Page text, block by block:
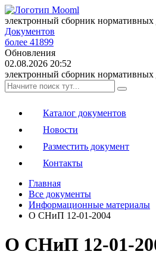
электронный сборник нормативных
Документов
более 41899
Обновления
02.08.2026 20:52
электронный сборник нормативных
Каталог документов
Новости
Разместить документ
Контакты
Главная
Все документы
Информационные материалы
О СНиП 12-01-2004
О СНиП 12-01-